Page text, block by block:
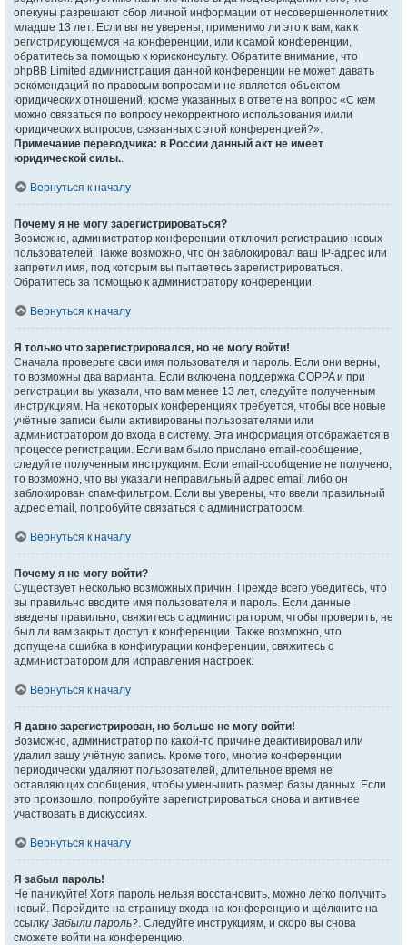
опекуны разрешают сбор личной информации от несовершеннолетних
младше 13 лет. Если вы не уверены, применимо ли это к вам, как к
регистрирующемуся на конференции, или к самой конференции,
обратитесь за помощью к юрисконсульту. Обратите внимание, что
phpBB Limited администрация данной конференции не может давать
рекомендаций по правовым вопросам и не является объектом
юридических отношений, кроме указанных в ответе на вопрос «С кем
можно связаться по вопросу некорректного использования и/или
юридических вопросов, связанных с этой конференцией?».
Примечание переводчика: в России данный акт не имеет
юридической силы..
Вернуться к началу
Почему я не могу зарегистрироваться?
Возможно, администратор конференции отключил регистрацию новых
пользователей. Также возможно, что он заблокировал ваш IP-адрес или
запретил имя, под которым вы пытаетесь зарегистрироваться.
Обратитесь за помощью к администратору конференции.
Вернуться к началу
Я только что зарегистрировался, но не могу войти!
Сначала проверьте свои имя пользователя и пароль. Если они верны,
то возможны два варианта. Если включена поддержка COPPA и при
регистрации вы указали, что вам менее 13 лет, следуйте полученным
инструкциям. На некоторых конференциях требуется, чтобы все новые
учётные записи были активированы пользователями или
администратором до входа в систему. Эта информация отображается в
процессе регистрации. Если вам было прислано email-сообщение,
следуйте полученным инструкциям. Если email-сообщение не получено,
то возможно, что вы указали неправильный адрес email либо он
заблокирован спам-фильтром. Если вы уверены, что ввели правильный
адрес email, попробуйте связаться с администратором.
Вернуться к началу
Почему я не могу войти?
Существует несколько возможных причин. Прежде всего убедитесь, что
вы правильно вводите имя пользователя и пароль. Если данные
введены правильно, свяжитесь с администратором, чтобы проверить, не
был ли вам закрыт доступ к конференции. Также возможно, что
допущена ошибка в конфигурации конференции, свяжитесь с
администратором для исправления настроек.
Вернуться к началу
Я давно зарегистрирован, но больше не могу войти!
Возможно, администратор по какой-то причине деактивировал или
удалил вашу учётную запись. Кроме того, многие конференции
периодически удаляют пользователей, длительное время не
оставляющих сообщения, чтобы уменьшить размер базы данных. Если
это произошло, попробуйте зарегистрироваться снова и активнее
участвовать в дискуссиях.
Вернуться к началу
Я забыл пароль!
Не паникуйте! Хотя пароль нельзя восстановить, можно легко получить
новый. Перейдите на страницу входа на конференцию и щёлкните на
ссылку Забыли пароль?. Следуйте инструкциям, и скоро вы снова
сможете войти на конференцию.